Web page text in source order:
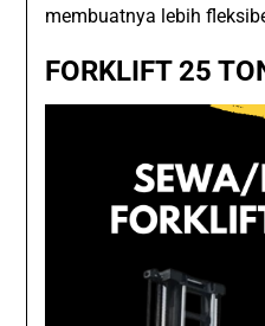
membuatnya lebih
FORKLIFT 25